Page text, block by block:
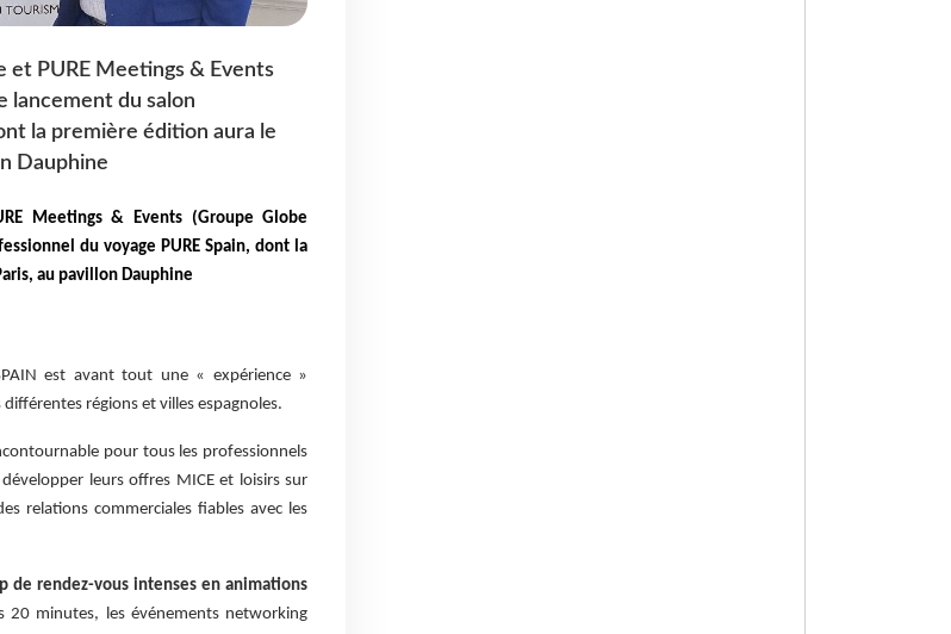
et PURE Meetings & Events
lancement du salon
la première édition aura le
Dauphine
Meetings & Events (Groupe Globe
du voyage PURE Spain, dont la
au pavillon Dauphine
est avant tout une « expérience »
régions et villes espagnoles.
pour tous les professionnels
leurs offres MICE et loisirs sur
relations commerciales fiables avec les
de rendez-vous intenses en animations
20 minutes, les événements networking